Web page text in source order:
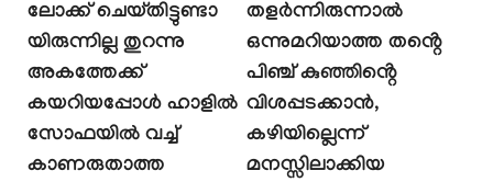
ലോക്ക് ചെയ്തിട്ടുണ്ടാ
യിരുന്നില്ല തുറന്നു
അകത്തേക്ക്
കയറിയപ്പോൾ ഹാളിൽ
സോഫയിൽ വച്ച്
കാണരുതാത്ത
തളർന്നിരുന്നാൽ
ഒന്നുമറിയാത്ത തൻ്റെ
പിഞ്ച് കുഞ്ഞിൻ്റെ
വിശപ്പടക്കാൻ,
കഴിയില്ലെന്ന്
മനസ്സിലാക്കിയ